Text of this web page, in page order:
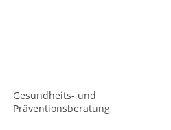
Gesundheits- und
Präventionsberatung